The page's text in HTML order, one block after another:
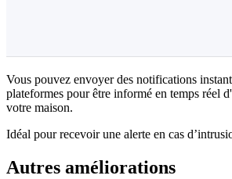
Vous pouvez envoyer des notifications
plateformes pour être informé en temps réel
votre maison.
Idéal pour recevoir une alerte en cas
Autres améliorations